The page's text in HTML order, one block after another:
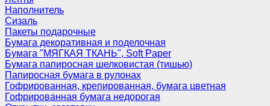
Наполнитель
Сизаль
Пакеты подарочные
Бумага декоративная и поделочная
Бумага "МЯГКАЯ ТКАНЬ", Soft Paper
Бумага папиросная шелковистая (тишью)
Папиросная бумага в рулонах
Гофрированная, крепированная, бумага цветная
Гофрированная бумага недорогая